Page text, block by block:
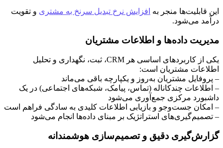
این قابلیت‌ها منجر به افزایش نرخ تبدیل سرنخ به مشتری و تقویت
درآمد می‌شود.
مدیریت داده‌ها و اطلاعات مشتریان
یکی از کاربردهای اساسی هر CRM، ثبت، نگهداری و تحلیل
اطلاعات مشتریان است:
– پروفایل مشتریان به‌روز و یکپارچه باقی می‌ماند
– اطلاعات چندکاناله (تماس، پیامک، شبکه‌های اجتماعی) در یک
داشبورد مرکزی جمع‌آوری می‌شود
– امکان جست‌وجو و بازیابی اطلاعات کلیدی به سادگی فراهم است
– تصمیم‌گیری‌های استراتژیک بر مبنای داده‌ها انجام می‌شود
گزارش‌گیری دقیق و تصمیم‌سازی هوشمندانه